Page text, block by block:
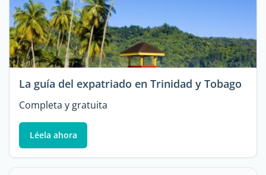
La guía del expatriado en Trinidad y Tobago
Completa y gratuita
Léela ahora